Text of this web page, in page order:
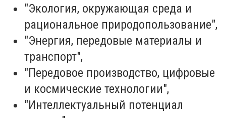
"Экология, окружающая среда и
рациональное природопользование",
"Энергия, передовые материалы и
транспорт",
"Передовое производство, цифровые
и космические технологии",
"Интеллектуальный потенциал